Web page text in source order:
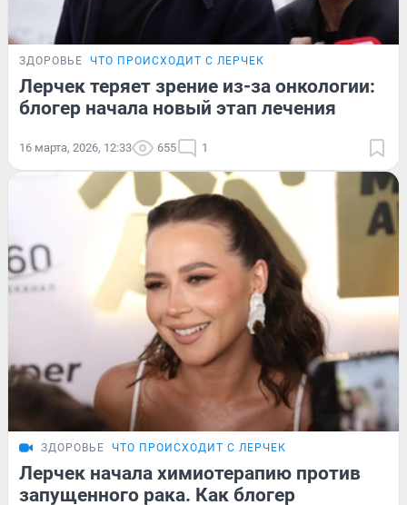
ЗДОРОВЬЕ ЧТО ПРОИСХОДИТ С ЛЕРЧЕК
Лерчек теряет зрение из-за онкологии:
блогер начала новый этап лечения
16 марта, 2026, 12:33 655 1
ЗДОРОВЬЕ ЧТО ПРОИСХОДИТ С ЛЕРЧЕК
Лерчек начала химиотерапию против
запущенного рака. Как блогер